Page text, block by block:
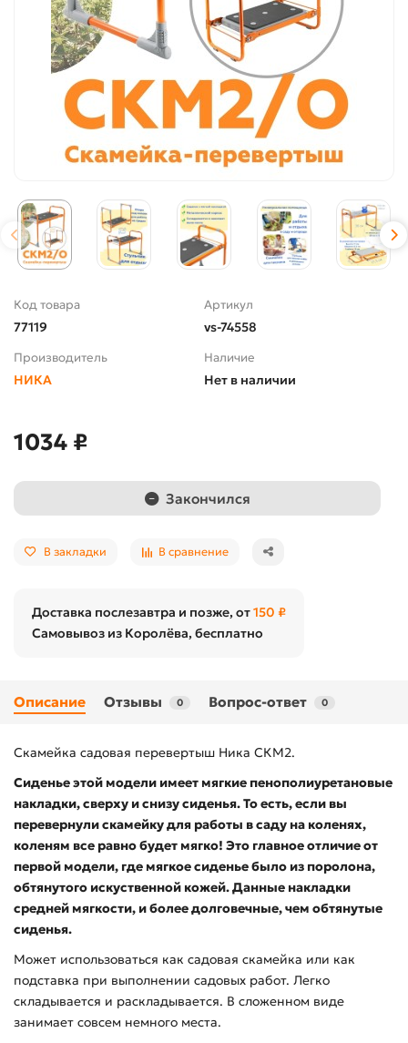
Код товара
77119
Артикул
vs-74558
Производитель
НИКА
Наличие
Нет в наличии
1034 ₽
Закончился
В закладки В сравнение
Доставка послезавтра и позже, от150 ₽
Самовывоз из Королёва, бесплатно
Описание Отзывы 0 Вопрос-ответ 0
Скамейка садовая перевертыш Ника СКМ2.
Сиденье этой модели имеет мягкие пенополиуретановые
накладки, сверху и снизу сиденья. То есть, если вы
перевернули скамейку для работы в саду на коленях,
коленям все равно будет мягко! Это главное отличие от
первой модели, где мягкое сиденье было из поролона,
обтянутого искуственной кожей. Данные накладки
средней мягкости, и более долговечные, чем обтянутые
сиденья.
Может использоваться как садовая скамейка или как
подставка при выполнении садовых работ. Легко
складывается и раскладывается. В сложенном виде
занимает совсем немного места.